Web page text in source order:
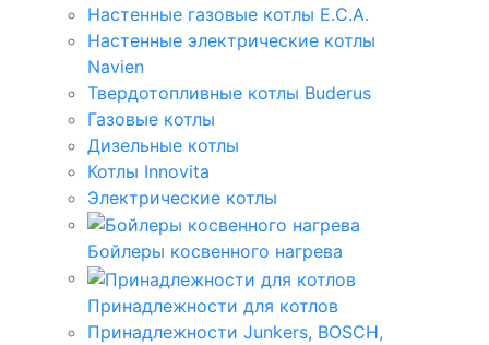
Настенные газовые котлы E.C.A.
Настенные электрические котлы
Navien
Твердотопливные котлы Buderus
Газовые котлы
Дизельные котлы
Котлы Innovita
Электрические котлы
Бойлеры косвенного нагрева
Принадлежности для котлов
Принадлежности Junkers, BOSCH,